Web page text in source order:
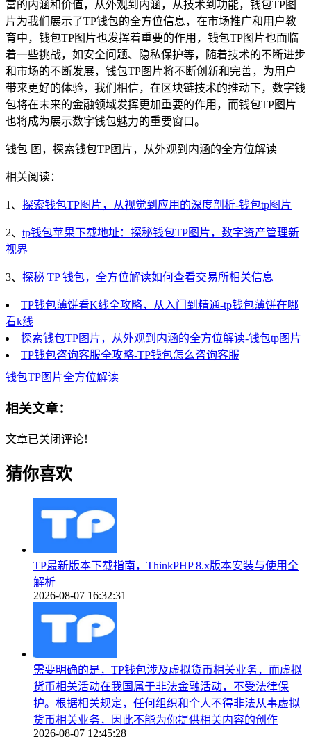
富的内涵和价值，从外观到内涵，从技术到功能，钱包TP图
片为我们展示了TP钱包的全方位信息，在市场推广和用户教
育中，钱包TP图片也发挥着重要的作用，钱包TP图片也面临
着一些挑战，如安全问题、隐私保护等，随着技术的不断进步
和市场的不断发展，钱包TP图片将不断创新和完善，为用户
带来更好的体验，我们相信，在区块链技术的推动下，数字钱
包将在未来的金融领域发挥更加重要的作用，而钱包TP图片
也将成为展示数字钱包魅力的重要窗口。
钱包 图，探索钱包TP图片，从外观到内涵的全方位解读
相关阅读：
1、 探索钱包TP图片，从视觉到应用的深度剖析-钱包tp图片
2、 tp钱包苹果下载地址：探秘钱包TP图片，数字资产管理新
视界
3、 探秘 TP 钱包，全方位解读如何查看交易所相关信息
TP钱包薄饼看K线全攻略，从入门到精通-tp钱包薄饼在哪
看k线
探索钱包TP图片，从外观到内涵的全方位解读-钱包tp图片
TP钱包咨询客服全攻略-TP钱包怎么咨询客服
钱包TP图片全方位解读
相关文章：
文章已关闭评论！
猜你喜欢
TP最新版本下载指南，ThinkPHP 8.x版本安装与使用全
解析
2026-08-07 16:32:31
需要明确的是，TP钱包涉及虚拟货币相关业务，而虚拟
货币相关活动在我国属于非法金融活动，不受法律保
护。根据相关规定，任何组织和个人不得非法从事虚拟
货币相关业务，因此不能为你提供相关内容的创作
2026-08-07 12:45:28